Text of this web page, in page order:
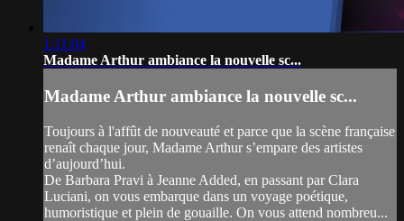
1:11:04
Madame Arthur ambiance la nouvelle sc...
Madame Arthur ambiance la nouvelle sc...
Toujours à l'affût de nouveauté et parce que la scène française
renaît chaque jour, Madame Arthur s’empare des artistes
d’aujourd’hui.
De Barbara Pravi à Jeanne Added, en passant par Clara
Luciani, on vous embarque dans un voyage poétique,
humoristique et plein de gouaille. On vous attend nombreu...